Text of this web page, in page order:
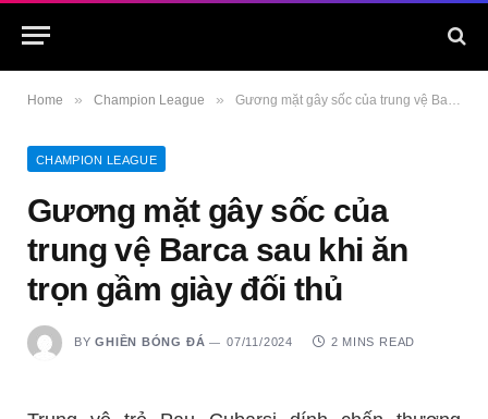
Home » Champion League » Gương mặt gây sốc của trung vệ Barca sau khi ăn trọn gầm giày đối thủ
CHAMPION LEAGUE
Gương mặt gây sốc của
trung vệ Barca sau khi ăn
trọn gầm giày đối thủ
BY GHIỀN BÓNG ĐÁ 07/11/2024 2 MINS READ